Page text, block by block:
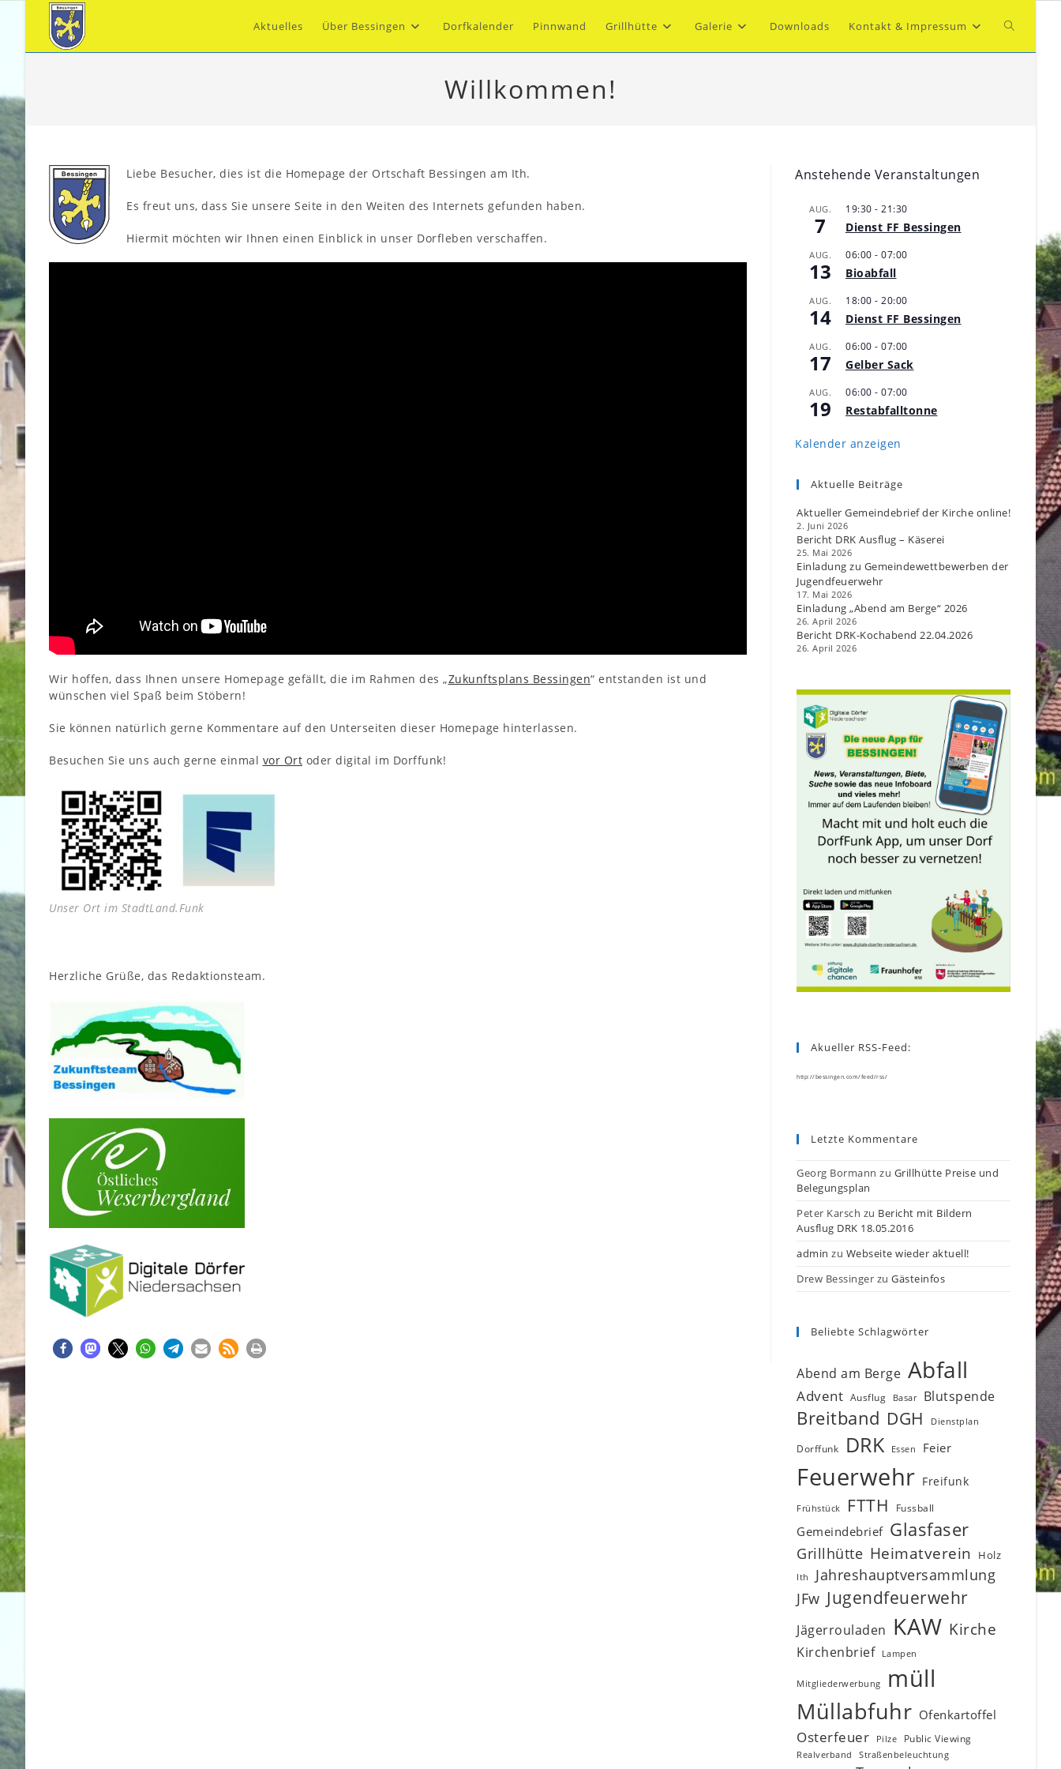
springen
Aktuelles Über Bessingen Dorfkalender Pinnwand Grillhütte Galerie Downloads Kontakt & Impressum Website-
Willkommen!
Liebe Besucher, dies ist die Homepage der Ortschaft Bessingen am Ith.
Es freut uns, dass Sie unsere Seite in den Weiten des Internets gefunden haben.
Hiermit möchten wir Ihnen einen Einblick in unser Dorfleben verschaffen.
Wir hoffen, dass Ihnen unsere Homepage gefällt, die im Rahmen des „Zukunftsplans Bessingen“ entstanden ist und
wünschen viel Spaß beim Stöbern!
Sie können natürlich gerne Kommentare auf den Unterseiten dieser Homepage hinterlassen.
Besuchen Sie uns auch gerne einmal vor Ort oder digital im Dorffunk!
Unser Ort im StadtLand.Funk
Herzliche Grüße, das Redaktionsteam.
Anstehende Veranstaltungen
AUG.
7
19:30 - 21:30
Dienst FF Bessingen
AUG.
13
06:00 - 07:00
Bioabfall
AUG.
14
18:00 - 20:00
Dienst FF Bessingen
AUG.
17
06:00 - 07:00
Gelber Sack
AUG.
19
06:00 - 07:00
Restabfalltonne
Kalender anzeigen
Aktuelle Beiträge
Aktueller Gemeindebrief der Kirche online!
2. Juni 2026
Bericht DRK Ausflug – Käserei
25. Mai 2026
Einladung zu Gemeindewettbewerben der
Jugendfeuerwehr
17. Mai 2026
Einladung „Abend am Berge“ 2026
26. April 2026
Bericht DRK-Kochabend 22.04.2026
26. April 2026
Akueller RSS-Feed:
http://bessingen.com/feed/rss/
Letzte Kommentare
Georg Bormann zu Grillhütte Preise und
Belegungsplan
Peter Karsch zu Bericht mit Bildern
Ausflug DRK 18.05.2016
admin zu Webseite wieder aktuell!
Drew Bessinger zu Gästeinfos
Beliebte Schlagwörter
Abend am Berge Abfall
Advent Ausflug Basar Blutspende
Breitband DGH Dienstplan
Dorffunk DRK Essen Feier
Feuerwehr Freifunk
Frühstück FTTH Fussball
Gemeindebrief Glasfaser
Grillhütte Heimatverein Holz
Ith
Jahreshauptversammlung
JFw Jugendfeuerwehr
Jägerrouladen KAW Kirche
Kirchenbrief Lampen
Mitgliederwerbung müll
Müllabfuhr Ofenkartoffel
Osterfeuer Pilze Public Viewing
Realverband Straßenbeleuchtung